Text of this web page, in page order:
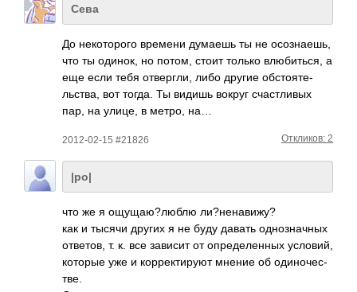
Сева
До неко­торого времени думаешь ты не осоз­наешь,
что ты одинок, но потом, стоит только влюб­иться, а
еще если тебя отве­ргли, либо другие обст­ояте­
льст­ва, вот тогда. Ты видишь вокруг счас­тливых
пар, на улице, в метро, на…
2012-02-15 #21826 Откликов: 2
|ро|
что же я ощущ­аю?л­юблю ли?н­енав­ижу?
как и тысячи других я не буду давать одно­знач­ных
отве­тов, т. к. все зависит от опре­деле­нных усло­вий,
которые уже и корр­екти­руют мнение об один­очес­
тве.